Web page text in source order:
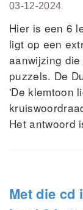
03-12-2024
Hier is een 6
ligt op een
aanwijzing
puzzels. De
'De klemtoon
Het antwoord
Met die cd